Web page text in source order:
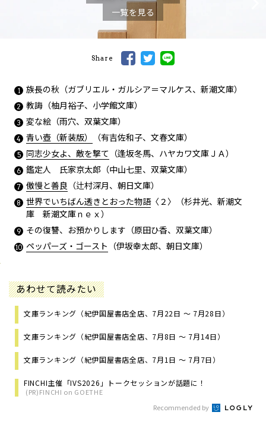
一覧を見る
Share
族長の秋（ガブリエル・ガルシア＝マルケス、新潮文庫）
教誨（柚月裕子、小学館文庫）
変な絵（雨穴、双葉文庫）
青い壺（新装版）
（有吉佐和子、文春文庫）
同志少女よ、敵を撃て （逢坂冬馬、ハヤカワ文庫ＪＡ）
鑑定人 氏家京太郎（中山七里、双葉文庫）
傲慢と善良 （辻村深月、朝日文庫）
世界でいちばん透きとおった物語〈２〉（杉井光、新潮文
庫 新潮文庫ｎｅｘ）
その復讐、お預かりします（原田ひ香、双葉文庫）
ペッパーズ・ゴースト （伊坂幸太郎、朝日文庫）
あわせて読みたい
文庫ランキング（紀伊国屋書店全店、7月22日 ～ 7月28日）
文庫ランキング（紀伊国屋書店全店、7月8日 ～ 7月14日）
文庫ランキング（紀伊国屋書店全店、7月1日 ～ 7月7日）
FINCHI主催「IVS2026」トークセッションが話題に！
(PR)FINCHI on GOETHE
Recommended by